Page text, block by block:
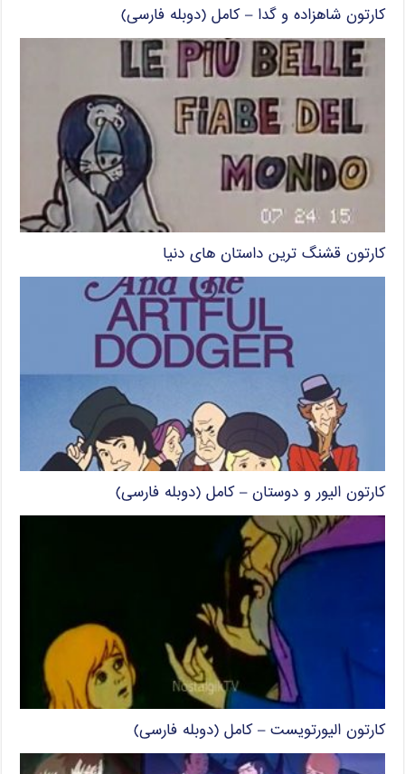
کارتون شاهزاده و گدا – کامل (دوبله فارسی)
کارتون قشنگ ترین داستان های دنیا
کارتون الیور و دوستان – کامل (دوبله فارسی)
کارتون الیورتویست – کامل (دوبله فارسی)